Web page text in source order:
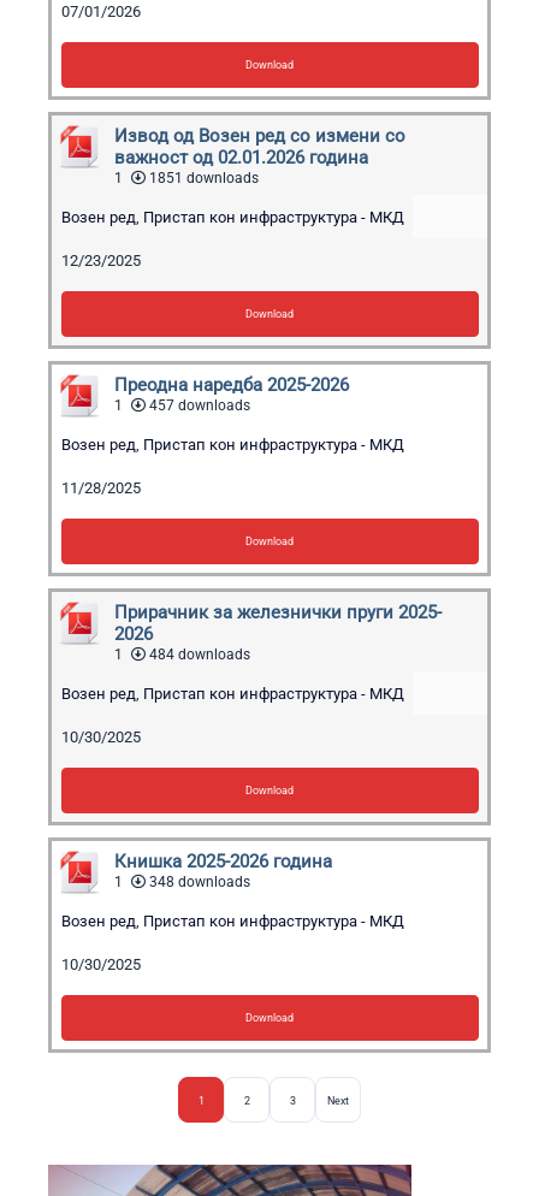
07/01/2026
Download
Извод од Возен ред со измени со
важност од 02.01.2026 година
1 1851 downloads
Возен ред Пристап кон инфраструктура - МКД
12/23/2025
Download
Преодна наредба 2025-2026
1 457 downloads
Возен ред Пристап кон инфраструктура - МКД
11/28/2025
Download
Прирачник за железнички пруги 2025-
2026
1 484 downloads
Возен ред Пристап кон инфраструктура - МКД
10/30/2025
Download
Книшка 2025-2026 година
1 348 downloads
Возен ред Пристап кон инфраструктура - МКД
10/30/2025
Download
1 2 3 Next